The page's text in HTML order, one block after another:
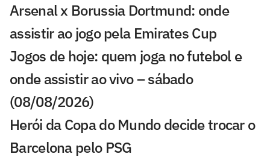
Arsenal x Borussia Dortmund: onde
assistir ao jogo pela Emirates Cup
Jogos de hoje: quem joga no futebol e
onde assistir ao vivo – sábado
(08/08/2026)
Herói da Copa do Mundo decide trocar o
Barcelona pelo PSG